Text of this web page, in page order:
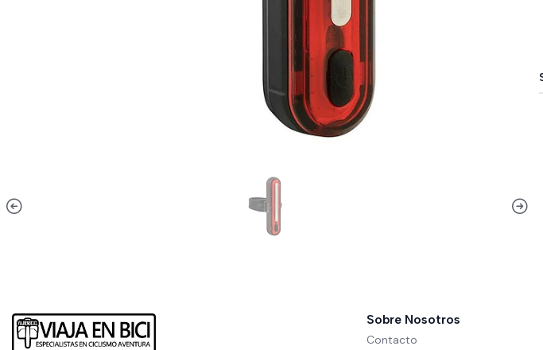
Sobre Nosotros
Contacto